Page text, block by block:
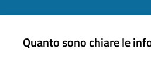
Quanto sono chiare le